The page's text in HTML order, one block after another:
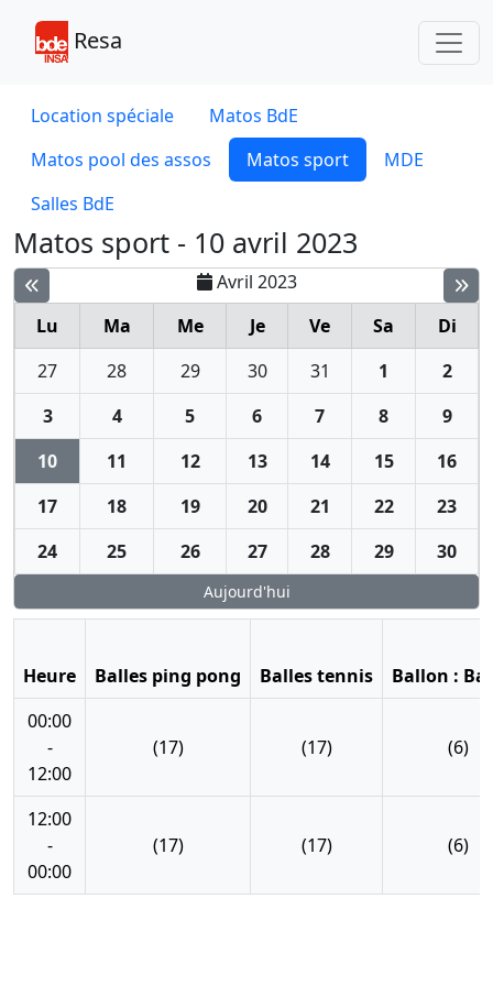
Resa
Location spéciale
Matos BdE
Matos pool des assos
Matos sport
MDE
Salles BdE
Matos sport - 10 avril 2023
Avril 2023
Lu
Ma Me Je Ve Sa
Di
27
28 29 30 31 1
2
3
4 5 6 7 8
9
10
11 12 13 14 15
16
17
18 19 20 21 22
23
24
25 26 27 28 29 30
Aujourd'hui
Heure Balles ping pong Balles tennis
Ballon :
00:00
-
12:00
(17) (17) (6)
12:00
-
00:00
(17) (17) (6)